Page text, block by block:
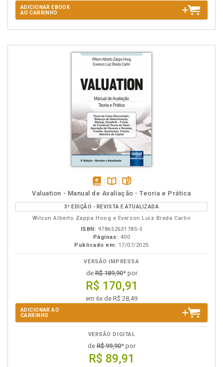
ADICIONAR EBOOK
AO CARRINHO
disponível
em
eBook
Disponível
na
B.V.
páginas
Valuation - Manual de Avaliação - Teoria e Prática
3ª EDIÇÃO - REVISTA E ATUALIZADA
Wilson Alberto Zappa Hoog e Everson Luiz Breda Carlin
ISBN: 978652631785-3
Páginas: 400
Publicado em: 17/07/2025
VERSÃO IMPRESSA
deR$ 189,90* por
R$ 170,91
em 6x de R$ 28,49
ADICIONAR AO
CARRINHO
VERSÃO DIGITAL
de R$ 99,90* por
R$ 89,91